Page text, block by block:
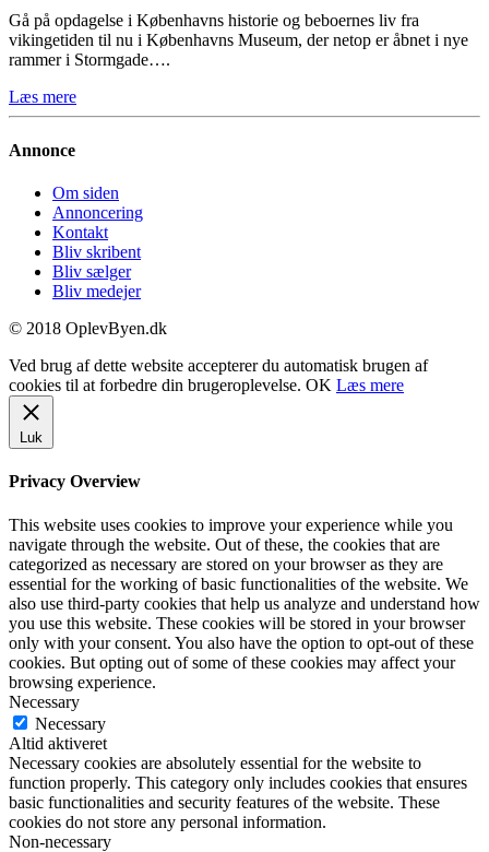
Gå på opdagelse i Københavns historie og beboernes liv fra
vikingetiden til nu i Københavns Museum, der netop er åbnet i nye
rammer i Stormgade….
Læs mere
Annonce
Om siden
Annoncering
Kontakt
Bliv skribent
Bliv sælger
Bliv medejer
© 2018 OplevByen.dk
Ved brug af dette website accepterer du automatisk brugen af
cookies til at forbedre din brugeroplevelse. OK Læs mere
Luk
Privacy Overview
This website uses cookies to improve your experience while you
navigate through the website. Out of these, the cookies that are
categorized as necessary are stored on your browser as they are
essential for the working of basic functionalities of the website. We
also use third-party cookies that help us analyze and understand how
you use this website. These cookies will be stored in your browser
only with your consent. You also have the option to opt-out of these
cookies. But opting out of some of these cookies may affect your
browsing experience.
Necessary
Necessary
Altid aktiveret
Necessary cookies are absolutely essential for the website to
function properly. This category only includes cookies that ensures
basic functionalities and security features of the website. These
cookies do not store any personal information.
Non-necessary